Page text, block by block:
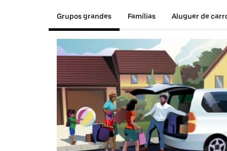
Grupos grandes Famílias Aluguer de